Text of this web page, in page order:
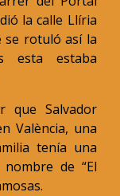
la calle Llíria
se rotuló así la
esta estaba
que Salvador
València, una
tenía una
de “El